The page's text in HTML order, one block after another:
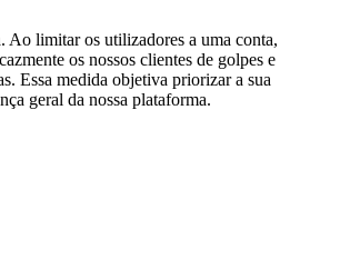
Ao limitar os utilizadores a uma conta,
os nossos clientes de golpes e
Essa medida objetiva priorizar a sua
geral da nossa plataforma.